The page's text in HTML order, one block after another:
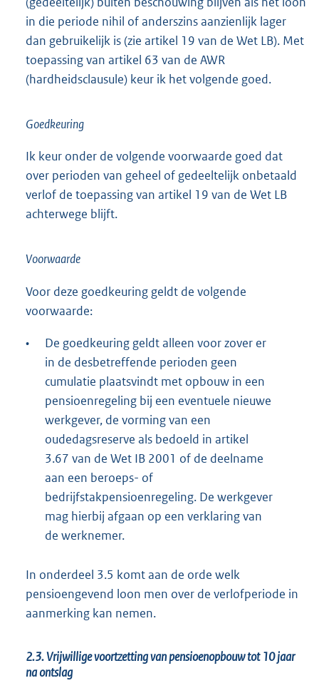
in die periode nihil of anderszins aanzienlijk lager
dan gebruikelijk is (zie artikel 19 van de Wet LB). Met
toepassing van artikel 63 van de AWR
(hardheidsclausule) keur ik het volgende goed.
Goedkeuring
Ik keur onder de volgende voorwaarde goed dat
over perioden van geheel of gedeeltelijk onbetaald
verlof de toepassing van artikel 19 van de Wet LB
achterwege blijft.
Voorwaarde
Voor deze goedkeuring geldt de volgende
voorwaarde:
•
De goedkeuring geldt alleen voor zover er
in de desbetreffende perioden geen
cumulatie plaatsvindt met opbouw in een
pensioenregeling bij een eventuele nieuwe
werkgever, de vorming van een
oudedagsreserve als bedoeld in artikel
3.67 van de Wet IB 2001 of de deelname
aan een beroeps- of
bedrijfstakpensioenregeling. De werkgever
mag hierbij afgaan op een verklaring van
de werknemer.
In onderdeel 3.5 komt aan de orde welk
pensioengevend loon men over de verlofperiode in
aanmerking kan nemen.
2.3. Vrijwillige voortzetting van pensioenopbouw tot 10 jaar
na ontslag